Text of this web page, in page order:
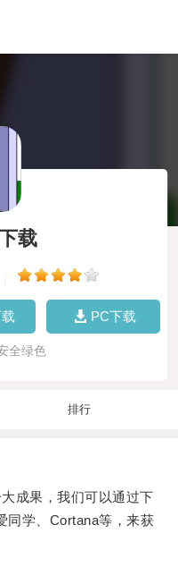
载
PC下载
全绿色
排行
成果，我们可以通过下
同学、Cortana等，来获